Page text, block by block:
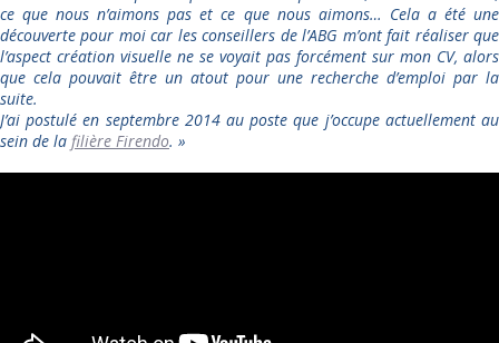
ce que nous n’aimons pas et ce que nous aimons… Cela a été une
découverte pour moi car les conseillers de l’ABG m’ont fait réaliser que
l’aspect création visuelle ne se voyait pas forcément sur mon CV, alors
que cela pouvait être un atout pour une recherche d’emploi par la
suite.
J’ai postulé en septembre 2014 au poste que j’occupe actuellement au
sein de la filière Firendo. »